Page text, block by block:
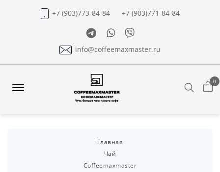
+7 (903)773-84-84
+7 (903)771-84-84
TelegramWhatsapp
Viber
info@coffeemaxmaster.ru
0
Главная
Чай
Coffeemaxmaster